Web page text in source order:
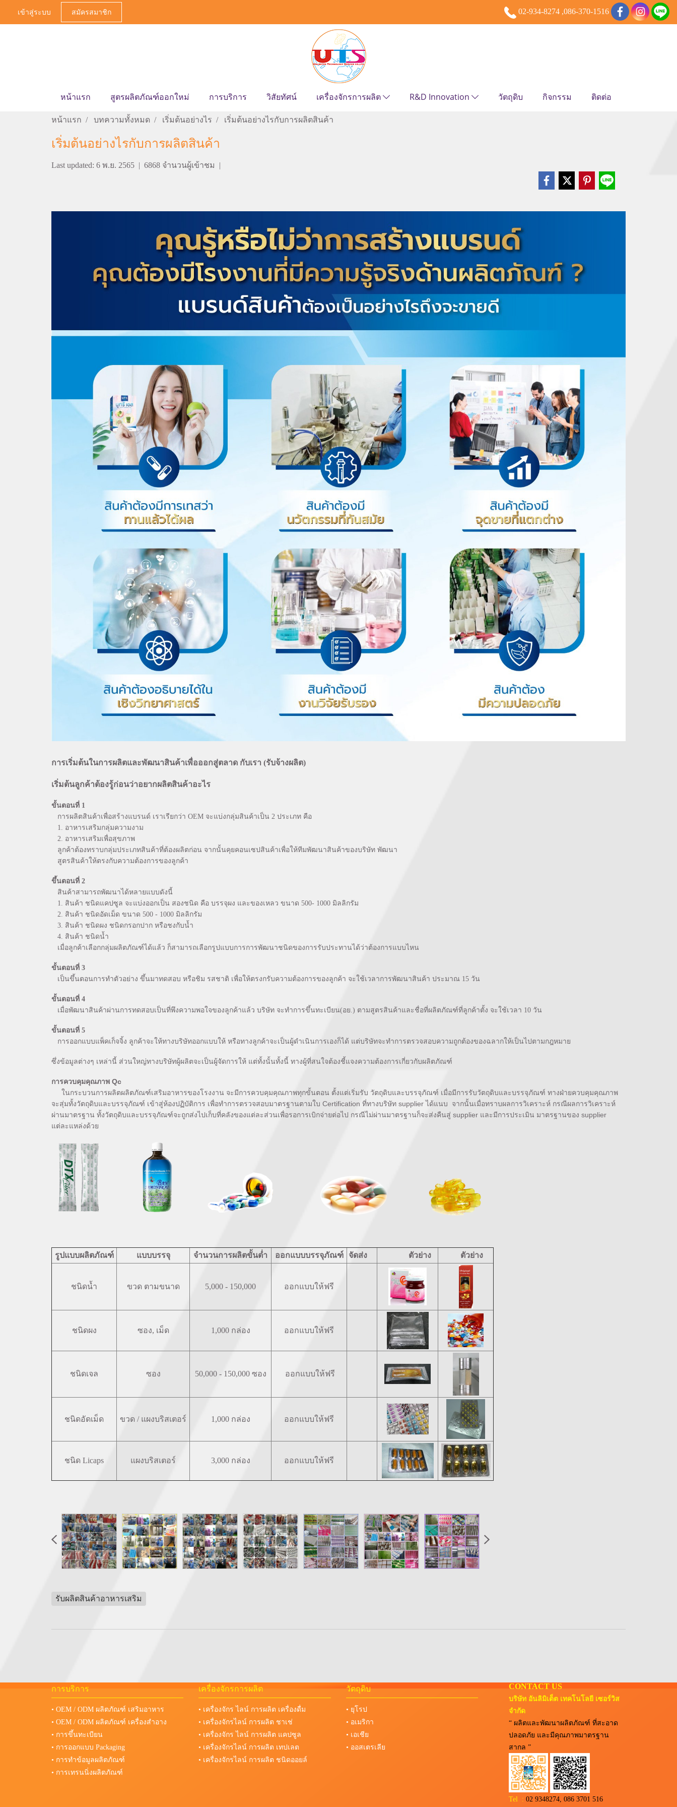
เข้าสู่ระบบ สมัครสมาชิก 02-934-8274 ,086-370-1516
หน้าแรก สูตรผลิตภัณฑ์ออกใหม่ การบริการ วิสัยทัศน์ เครื่องจักรการผลิต R&D Innovation วัตถุดิบ กิจกรรม ติดต่อ
หน้าแรก บทความทั้งหมด เริ่มต้นอย่างไร เริ่มต้นอย่างไรกับการผลิตสินค้า
เริ่มต้นอย่างไรกับการผลิตสินค้า
Last updated: 6 พ.ย. 2565 | 6868 จำนวนผู้เข้าชม |
การเริ่มต้นในการผลิตและพัฒนาสินค้าเพื่อออกสู่ตลาด กับเรา (รับจ้างผลิต)
เริ่มต้นลูกค้าต้องรู้ก่อนว่าอยากผลิตสินค้าอะไร
ขั้นตอนที่ 1
การผลิตสินค้าเพื่อสร้างแบรนด์ เราเรียกว่า OEM จะแบ่งกลุ่มสินค้าเป็น 2 ประเภท คือ
1. อาหารเสริมกลุ่มความงาม
2. อาหารเสริมเพื่อสุขภาพ
ลูกค้าต้องทราบกลุ่มประเภทสินค้าที่ต้องผลิตก่อน จากนั้นคุยคอนเซปสินค้าเพื่อให้ทีมพัฒนาสินค้าของบริษัท พัฒนา
สูตรสินค้าให้ตรงกับความต้องการของลูกค้า
ขึ้นตอนที่ 2
สินค้าสามารถพัฒนาได้หลายแบบดังนี้
1. สินค้า ชนิดแคปซูล จะแบ่งออกเป็น สองชนิด คือ บรรจุผง และของเหลว ขนาด 500- 1000 มิลลิกรัม
2. สินค้า ชนิดอัดเม็ด ขนาด 500 - 1000 มิลลิกรัม
3. สินค้า ชนิดผง ชนิดกรอกปาก หรือชงกับน้ำ
4. สินค้า ชนิดน้ำ
เมื่อลูกค้าเลือกกลุ่มผลิตภัณฑ์ได้แล้ว ก็สามารถเลือกรูปแบบการการพัฒนาชนิดของการรับประทานได้ว่าต้องการแบบไหน
ขั้นตอนที่ 3
เป็นขึ้นตอนการทำตัวอย่าง ขึ้นมาทดสอบ หรือชิม รสชาติ เพื่อให้ตรงกรับความต้องการของลูกค้า จะใช้เวลาการพัฒนาสินค้า ประมาณ 15 วัน
ขั้นตอนที่ 4
เมื่อพัฒนาสินค้าผ่านการทดสอบเป็นที่พึงความพอใจของลูกค้าแล้ว บริษัท จะทำการขึ้นทะเบียน(อย.) ตามสูตรสินค้าและชื่อที่ผลิตภัณฑ์ที่ลูกค้าตั้ง จะใช้เวลา 10 วัน
ขั้นตอนที่ 5
การออกแบบแพ็คเก็จจิ้ง ลูกค้าจะให้ทางบริษัทออกแบบให้ หรือทางลูกค้าจะเป็นผู้ดำเนินการเองก็ได้ แต่บริษัทจะทำการตรวจสอบความถูกต้องของฉลากให้เป็นไปตามกฎหมาย
ซึ่งข้อมูลต่างๆ เหล่านี้ ส่วนใหญ่ทางบริษัทผู้ผลิตจะเป็นผู้จัดการให้ แต่ทั้งนั้นทั้งนี้ ทางผู้ที่สนใจต้องชี้แจงความต้องการเกี่ยวกับผลิตภัณฑ์
การควบคุมคุณภาพ Qc
ในกระบวนการผลิตผลิตภัณฑ์เสริมอาหารของโรงงาน จะมีการควบคุมคุณภาพทุกขั้นตอน ตั้งแต่เริ่มรับ วัตถุดิบและบรรจุภัณฑ์ เมื่อมีการรับวัตถุดิบและบรรจุภัณฑ์ ทางฝ่ายควบคุมคุณภาพ
จะสุ่มทั้งวัตถุดิบและบรรจุภัณฑ์ เข้าสู่ห้องปฏิบัติการ เพื่อทำการตรวจสอบมาตรฐานตามใบ Certification ที่ทางบริษัท supplier ได้แนบ จากนั้นเมื่อทราบผลการวิเคราะห์ กรณีผลการวิเคราะห์
ผ่านมาตรฐาน ทั้งวัตถุดิบและบรรจุภัณฑ์จะถูกส่งไปเก็บที่คลังของแต่ละส่วนเพื่อรอการเบิกจ่ายต่อไป กรณีไม่ผ่านมาตรฐานก็จะส่งคืนสู่ supplier และมีการประเมิน มาตรฐานของ supplier
แต่ละแหล่งด้วย
รูปแบบผลิตภัณฑ์ แบบบรรจุ จำนวนการผลิตขั้นต่ำ ออกแบบบรรจุภัณฑ์ จัดส่ง ตัวย่าง ตัวย่าง
ชนิดน้ำ ขวด ตามขนาด 5,000 - 150,000 ออกแบบให้ฟรี
ชนิดผง ซอง, เม็ด 1,000 กล่อง ออกแบบให้ฟรี
ชนิดเจล ซอง 50,000 - 150,000 ซอง ออกแบบให้ฟรี
ชนิดอัดเม็ด ขวด / แผงบริสเตอร์ 1,000 กล่อง ออกแบบให้ฟรี
ชนิด Licaps แผงบริสเตอร์ 3,000 กล่อง ออกแบบให้ฟรี
รับผลิตสินค้าอาหารเสริม
การบริการ
• OEM / ODM ผลิตภัณฑ์ เสริมอาหาร
• OEM / ODM ผลิตภัณฑ์ เครื่องสำอาง
• การขึ้นทะเบียน
• การออกแบบ Packaging
• การทำข้อมูลผลิตภัณฑ์
• การเทรนนิ่งผลิตภัณฑ์
เครื่องจักรการผลิต
• เครื่องจักร ไลน์ การผลิต เครื่องดื่ม
• เครื่องจักรไลน์ การผลิต ชาเช่
• เครื่องจักร ไลน์ การผลิต แคปซูล
• เครื่องจักรไลน์ การผลิต เทปเลต
• เครื่องจักรไลน์ การผลิต ชนิดออยล์
วัตถุดิบ
• ยุโรป
• อเมริกา
• เอเชีย
• ออสเตรเลีย
CONTACT US
บริษัท อันลิมิเต็ต เทคโนโลยี เซอร์วิส
จำกัด
“ ผลิตและพัฒนาผลิตภัณฑ์ ที่สะอาด
ปลอดภัย และมีคุณภาพมาตรฐาน
สากล ”
Tel : 02 9348274, 086 3701 516